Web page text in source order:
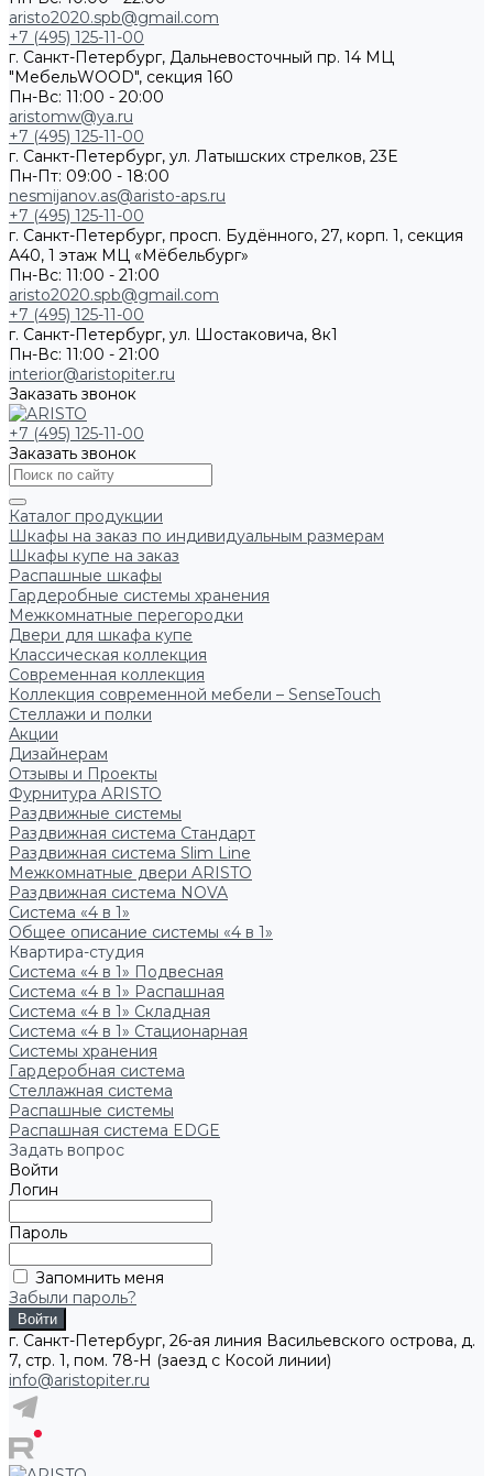
aristo2020.spb@gmail.com
+7 (495) 125-11-00
г. Санкт-Петербург, Дальневосточный пр. 14 МЦ
"МебельWOOD", секция 160
Пн-Вс: 11:00 - 20:00
aristomw@ya.ru
+7 (495) 125-11-00
г. Санкт-Петербург, ул. Латышских стрелков, 23Е
Пн-Пт: 09:00 - 18:00
nesmijanov.as@aristo-aps.ru
+7 (495) 125-11-00
г. Санкт-Петербург, просп. Будённого, 27, корп. 1, секция
А40, 1 этаж МЦ «Мёбельбург»
Пн-Вс: 11:00 - 21:00
aristo2020.spb@gmail.com
+7 (495) 125-11-00
г. Санкт-Петербург, ул. Шостаковича, 8к1
Пн-Вс: 11:00 - 21:00
interior@aristopiter.ru
Заказать звонок
+7 (495) 125-11-00
Заказать звонок
Каталог продукции
Шкафы на заказ по индивидуальным размерам
Шкафы купе на заказ
Распашные шкафы
Гардеробные системы хранения
Межкомнатные перегородки
Двери для шкафа купе
Классическая коллекция
Современная коллекция
Коллекция современной мебели – SenseTouch
Стеллажи и полки
Акции
Дизайнерам
Отзывы и Проекты
Фурнитура ARISTO
Раздвижные системы
Раздвижная система Стандарт
Раздвижная система Slim Line
Межкомнатные двери ARISTO
Раздвижная система NOVA
Система «4 в 1»
Общее описание системы «4 в 1»
Квартира-студия
Система «4 в 1» Подвесная
Система «4 в 1» Распашная
Система «4 в 1» Складная
Система «4 в 1» Стационарная
Системы хранения
Гардеробная система
Стеллажная система
Распашные системы
Распашная система EDGE
Задать вопрос
Войти
Логин
Пароль
Запомнить меня
Забыли пароль?
г. Санкт-Петербург, 26-ая линия Васильевского острова, д.
7, стр. 1, пом. 78-Н (заезд с Косой линии)
info@aristopiter.ru